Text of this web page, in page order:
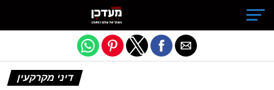
דיני מקרקעין
Exit mobile version